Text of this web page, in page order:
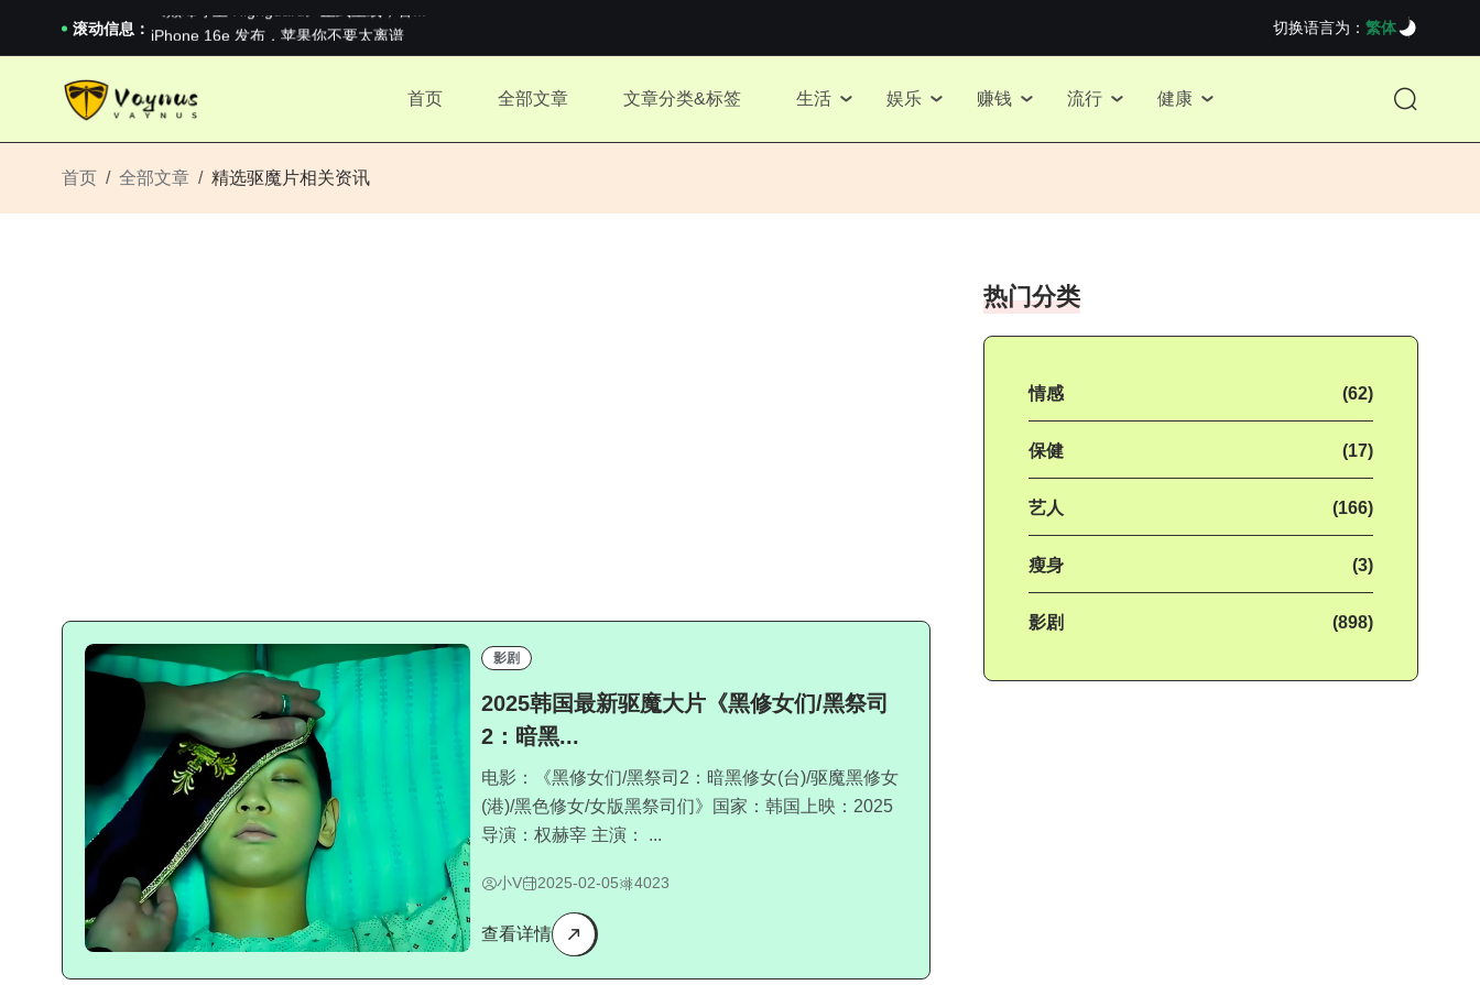
滚动信息： iPhone 16e 发布，苹果你不要太离谱
2026澳网男单收官：全满贯对上全满亚，德约...
iPhone 16e 发布，苹果你不要太离谱
切换语言为： 繁体
首页 全部文章 文章分类&标签 生活 娱乐 赚钱 流行 健康
首页 全部文章 精选驱魔片相关资讯
影剧
2025韩国最新驱魔大片《黑修女们/黑祭司
2：暗黑...
电影：《黑修女们/黑祭司2：暗黑修女(台)/驱魔黑修女
(港)/黑色修女/女版黑祭司们》国家：韩国上映：2025
导演：权赫宰 主演： ...
小V 2025-02-05 4023
查看详情
热门分类
情感 (62)
保健 (17)
艺人 (166)
瘦身 (3)
影剧 (898)